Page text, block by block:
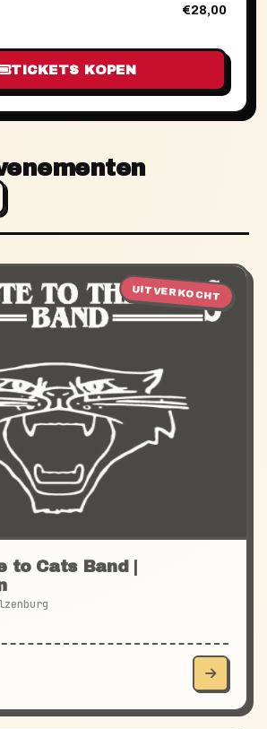
€28,00
TICKETS KOPEN
UITVERKOCHT
to Cats Band |